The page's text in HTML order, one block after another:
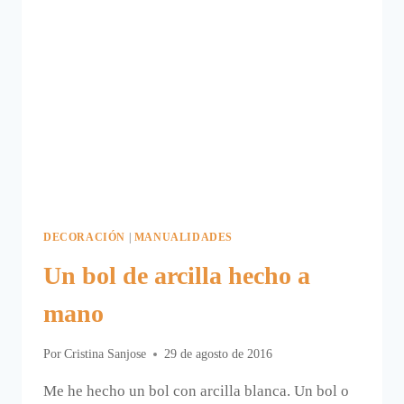
DECORACIÓN | MANUALIDADES
Un bol de arcilla hecho a
mano
Por Cristina Sanjose 29 de agosto de 2016
Me he hecho un bol con arcilla blanca. Un bol o